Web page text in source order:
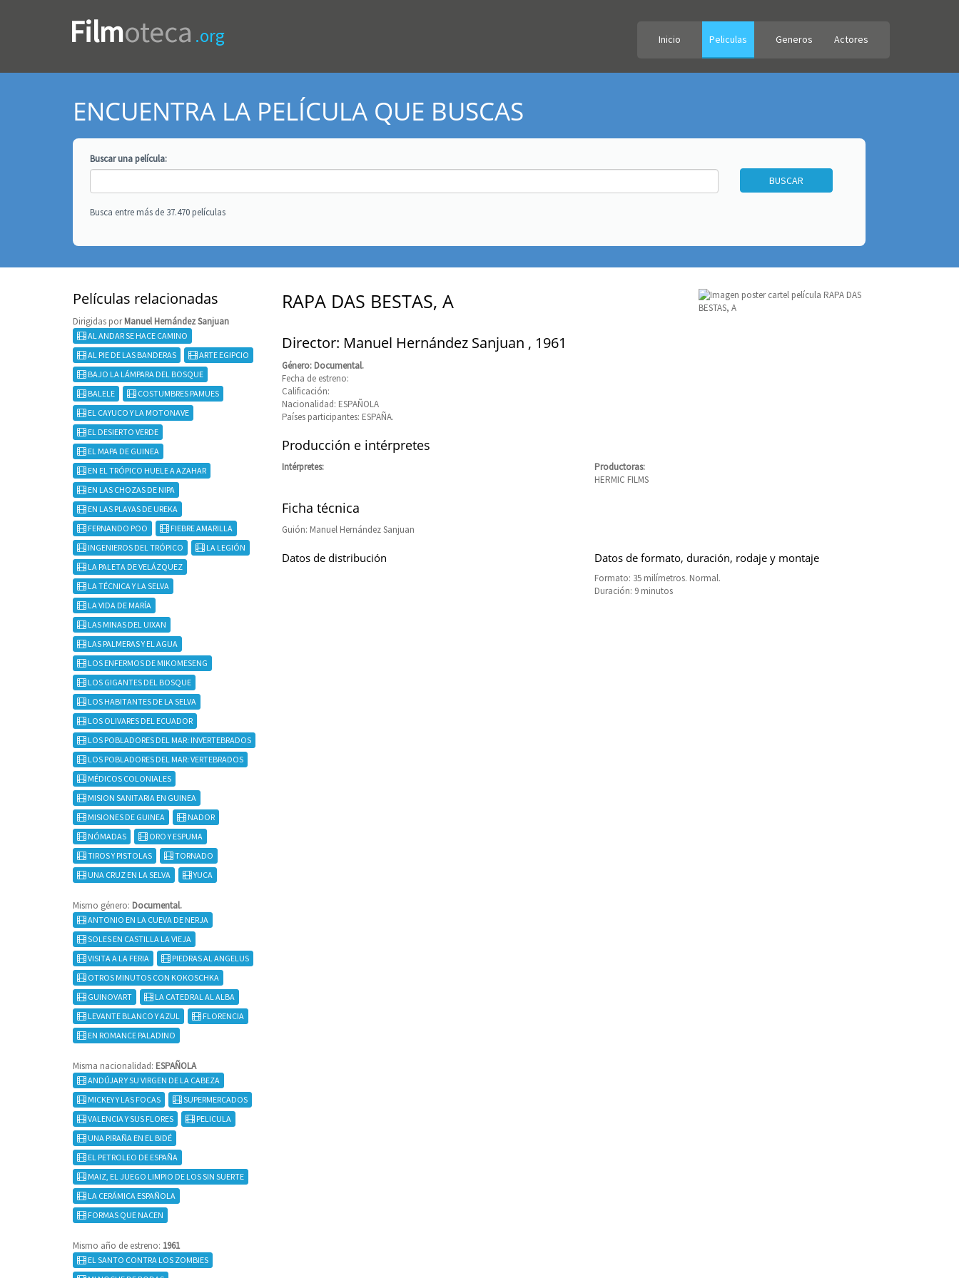
Filmoteca .org Inicio Peliculas Generos Actores
ENCUENTRA LA PELÍCULA QUE BUSCAS
Buscar unapelícula:
Busca entre más de 37.470 películas
Películas relacionadas
Dirigidas porManuel Hernández Sanjuan
AL ANDAR SE HACE CAMINO
AL PIE DE LAS BANDERAS
ARTE EGIPCIO
BAJO LA LÁMPARA DEL BOSQUE
BALELE
COSTUMBRES PAMUES
EL CAYUCO Y LA MOTONAVE
EL DESIERTO VERDE
EL MAPA DE GUINEA
EN EL TRÓPICO HUELE A AZAHAR
EN LAS CHOZAS DE NIPA
EN LAS PLAYAS DE UREKA
FERNANDO POO
FIEBRE AMARILLA
INGENIEROS DEL TRÓPICO
LA LEGIÓN
LA PALETA DE VELÁZQUEZ
LA TÉCNICA Y LA SELVA
LA VIDA DE MARÍA
LAS MINAS DEL UIXAN
LAS PALMERAS Y EL AGUA
LOS ENFERMOS DE MIKOMESENG
LOS GIGANTES DEL BOSQUE
LOS HABITANTES DE LA SELVA
LOS OLIVARES DEL ECUADOR
LOS POBLADORES DEL MAR: INVERTEBRADOS
LOS POBLADORES DEL MAR: VERTEBRADOS
MÉDICOS COLONIALES
MISION SANITARIA EN GUINEA
MISIONES DE GUINEA
NADOR
NÓMADAS
ORO Y ESPUMA
TIROS Y PISTOLAS
TORNADO
UNA CRUZ EN LA SELVA
YUCA
Mismo género: Documental.
ANTONIO EN LA CUEVA DE NERJA
SOLES EN CASTILLA LA VIEJA
VISITA A LA FERIA
PIEDRAS AL ANGELUS
OTROS MINUTOS CON KOKOSCHKA
GUINOVART
LA CATEDRAL AL ALBA
LEVANTE BLANCO Y AZUL
FLORENCIA
EN ROMANCE PALADINO
Misma nacionalidad: ESPAÑOLA
ANDÚJAR Y SU VIRGEN DE LA CABEZA
MICKEY Y LAS FOCAS
SUPERMERCADOS
VALENCIA Y SUS FLORES
PELICULA
UNA PIRAÑA EN EL BIDÉ
EL PETROLEO DE ESPAÑA
MAIZ, EL JUEGO LIMPIO DE LOS SIN SUERTE
LA CERÁMICA ESPAÑOLA
FORMAS QUE NACEN
Mismo año de estreno: 1961
EL SANTO CONTRA LOS ZOMBIES
RAPA DAS BESTAS, A
Director: Manuel Hernández Sanjuan , 1961
Género: Documental.
Fecha de estreno:
Calificación:
Nacionalidad: ESPAÑOLA
Países participantes: ESPAÑA.
Producción e intérpretes
Intérpretes:
Productoras:
HERMIC FILMS
Ficha técnica
Guión: Manuel Hernández Sanjuan
Datos de distribución Datos de formato, duración, rodaje y montaje
Formato: 35 milímetros. Normal.
Duración: 9 minutos